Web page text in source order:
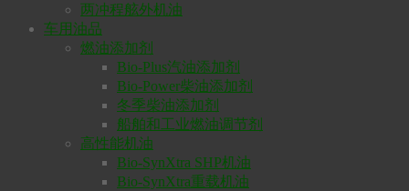
两冲程舷外机油
车用油品
燃油添加剂
Bio-Plus汽油添加剂
Bio-Power柴油添加剂
冬季柴油添加剂
船舶和工业燃油调节剂
高性能机油
Bio-SynXtra SHP机油
Bio-SynXtra重载机油